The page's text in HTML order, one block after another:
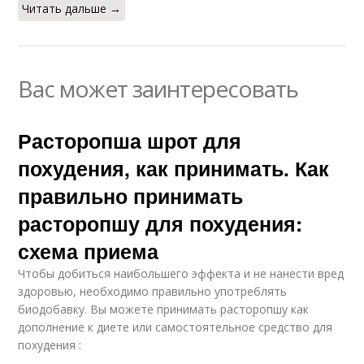
Читать дальше →
Вас может заинтересовать
Расторопша шрот для
похудения, как принимать. Как
правильно принимать
расторопшу для похудения:
схема приема
Чтобы добиться наибольшего эффекта и не нанести вред
здоровью, необходимо правильно употреблять
биодобавку. Вы можете принимать расторопшу как
дополнение к диете или самостоятельное средство для
похудения :